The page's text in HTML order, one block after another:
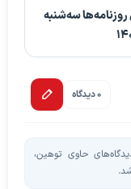
سه‌شنبه
0 دیدگاه
حاوی توهین،